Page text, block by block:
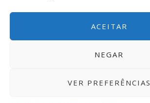
ACEITAR
NEGAR
VER PREFERÊNCIAS